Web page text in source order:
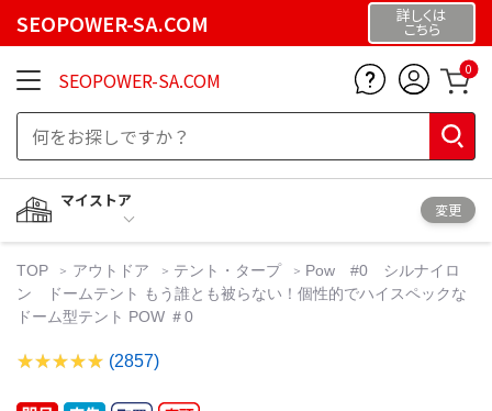
SEOPOWER-SA.COM 詳しくは
こちら
SEOPOWER-SA.COM 0
マイストア
変更
TOP アウトドア テント・タープ
Pow #0 シルナイロ
ン ドームテント もう誰とも被らない！個性的でハイスペックな
ドーム型テント POW ＃0
(2857)